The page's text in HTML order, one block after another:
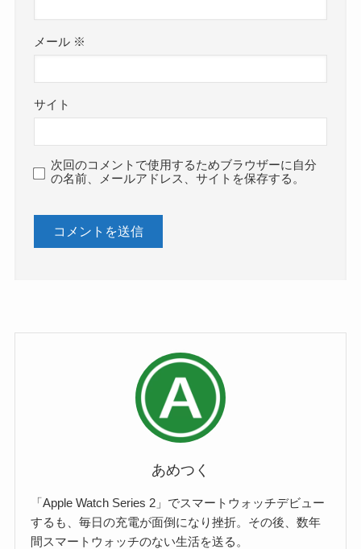
メール ※
サイト
次回のコメントで使用するためブラウザーに自分
の名前、メールアドレス、サイトを保存する。
あめつく
「Apple Watch Series 2」でスマートウォッチデビュー
するも、毎日の充電が面倒になり挫折。その後、数年
間スマートウォッチのない生活を送る。